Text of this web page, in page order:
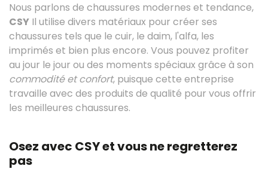
Nous parlons de chaussures modernes et tendance,
CSY Il utilise divers matériaux pour créer ses
chaussures tels que le cuir, le daim, l'alfa, les
imprimés et bien plus encore. Vous pouvez profiter
au jour le jour ou des moments spéciaux grâce à son
commodité et confort, puisque cette entreprise
travaille avec des produits de qualité pour vous offrir
les meilleures chaussures.
Osez avec CSY et vous ne regretterez
pas